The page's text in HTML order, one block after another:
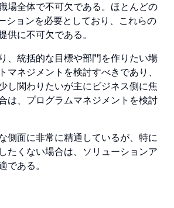
場全体で不可欠である。ほとんどの
ションを必要としており、これらの
供に不可欠である。
、統括的な目標や部門を作りたい場
マネジメントを検討すべきであり、
し関わりたいが主にビジネス側に焦
は、プログラムマネジメントを検討
側面に非常に精通しているが、特に
たくない場合は、ソリューションア
である。